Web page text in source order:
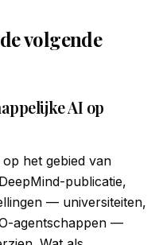
volgende
AI op
het gebied van
publicatie,
— universiteiten,
agentschappen —